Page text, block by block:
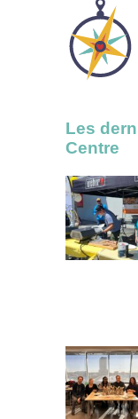
Les
Centre